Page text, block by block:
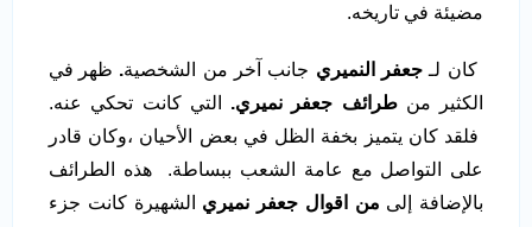
مضيئة في تاريخه.
كان لـ جعفر النميري جانب آخر من الشخصية. ظهر في
الكثير منطرائف جعفر نميري. التي كانت تحكي عنه.
فلقد كان يتميز بخفة الظل في بعض الأحيان ،وكان قادر
على التواصل مع عامة الشعب ببساطة. هذه الطرائف
بالإضافة إلى من اقوال جعفر نميري الشهيرة كانت جزء